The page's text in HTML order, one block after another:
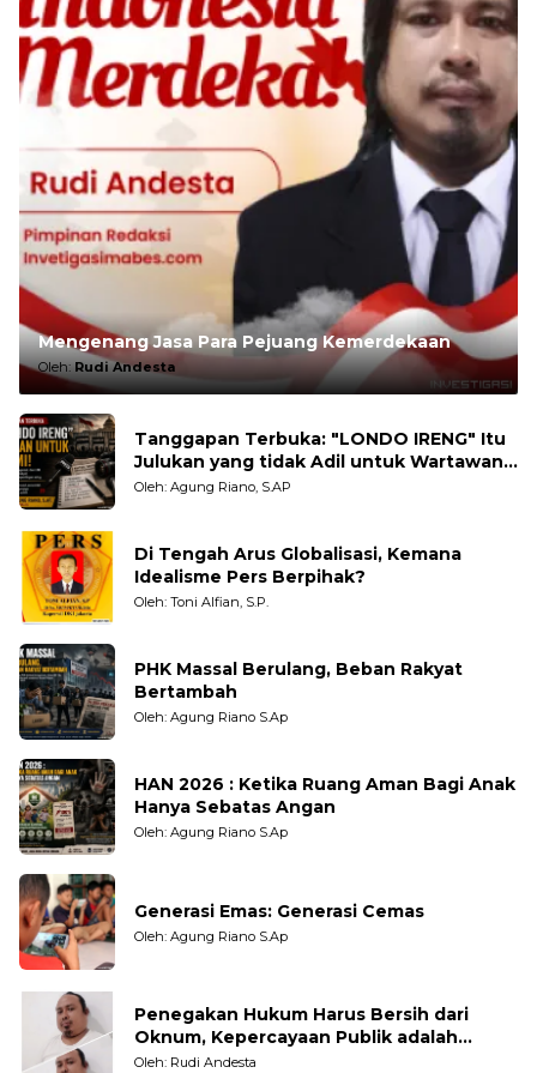
Mengenang Jasa Para Pejuang Kemerdekaan
Oleh:Rudi Andesta
Tanggapan Terbuka: "LONDO IRENG" Itu
Julukan yang tidak Adil untuk Wartawan,
Pengamat dan LSM
Oleh: Agung Riano, S.AP
Di Tengah Arus Globalisasi, Kemana
Idealisme Pers Berpihak?
Oleh: Toni Alfian, S.P.
PHK Massal Berulang, Beban Rakyat
Bertambah
Oleh: Agung Riano S.Ap
HAN 2026 : Ketika Ruang Aman Bagi Anak
Hanya Sebatas Angan
Oleh: Agung Riano S.Ap
Generasi Emas: Generasi Cemas
Oleh: Agung Riano S.Ap
Penegakan Hukum Harus Bersih dari
Oknum, Kepercayaan Publik adalah
Taruhannya
Oleh: Rudi Andesta